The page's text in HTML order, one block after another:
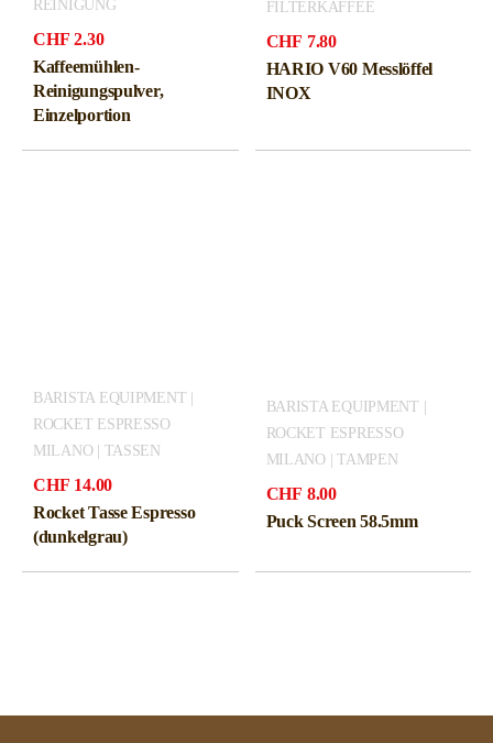
REINIGUNG
CHF 2.30
Kaffeemühlen-
Reinigungspulver,
Einzelportion
FILTERKAFFEE
CHF 7.80
HARIO V60 Messlöffel
INOX
BARISTA EQUIPMENT |
ROCKET ESPRESSO
MILANO | TASSEN
CHF 14.00
Rocket Tasse Espresso
(dunkelgrau)
BARISTA EQUIPMENT |
ROCKET ESPRESSO
MILANO | TAMPEN
CHF 8.00
Puck Screen 58.5mm